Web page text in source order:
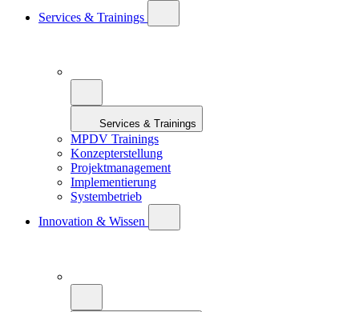
Services & Trainings
Services & Trainings
MPDV Trainings
Konzepterstellung
Projektmanagement
Implementierung
Systembetrieb
Innovation & Wissen